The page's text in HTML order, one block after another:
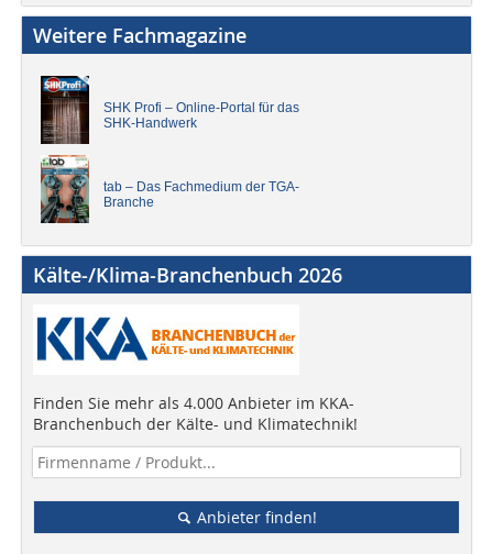
Weitere Fachmagazine
SHK Profi – Online-Portal für das
SHK-Handwerk
tab – Das Fachmedium der TGA-
Branche
Kälte-/Klima-Branchenbuch 2026
Finden Sie mehr als 4.000 Anbieter im KKA-
Branchenbuch der Kälte- und Klimatechnik!
Anbieter finden!